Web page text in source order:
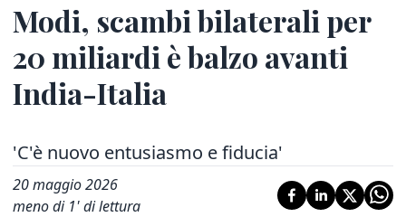
Modi, scambi bilaterali per
20 miliardi è balzo avanti
India-Italia
'C'è nuovo entusiasmo e fiducia'
20 maggio 2026
meno di 1' di lettura